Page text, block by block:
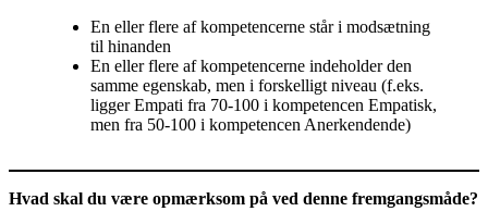
En eller flere af kompetencerne står i modsætning
til hinanden
En eller flere af kompetencerne indeholder den
samme egenskab, men i forskelligt niveau (f.eks.
ligger Empati fra 70-100 i kompetencen Empatisk,
men fra 50-100 i kompetencen Anerkendende)
Hvad skal du være opmærksom på ved denne fremgangsmåde?